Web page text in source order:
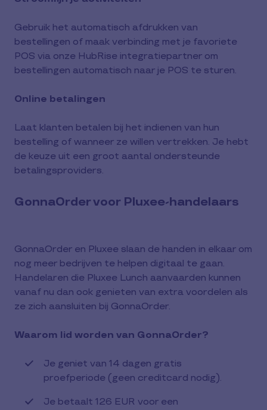
Gebruik het automatisch afdrukken van
bestellingen of maak verbinding met je favoriete
POS via onze HubRise integratiepartner om
bestellingen automatisch naar je POS te sturen.
Online betalingen
Laat klanten betalen bij het indienen van hun
bestelling of wanneer ze willen vertrekken. Je hebt
de keuze uit een groot aantal ondersteunde
betalingsproviders.
GonnaOrder voor Pluxee-handelaars
GonnaOrder en Pluxee slaan de handen in elkaar om
nog meer bedrijven te helpen digitaal te gaan.
Handelaren die Pluxee Lunch aanvaarden kunnen
vanaf nu dan ook genieten van extra voordelen als
ze zich aansluiten bij GonnaOrder.
Waarom lid worden van GonnaOrder?
Je geniet van 14 dagen gratis
proefperiode (geen creditcard nodig).
Je betaalt 126 EUR voor een